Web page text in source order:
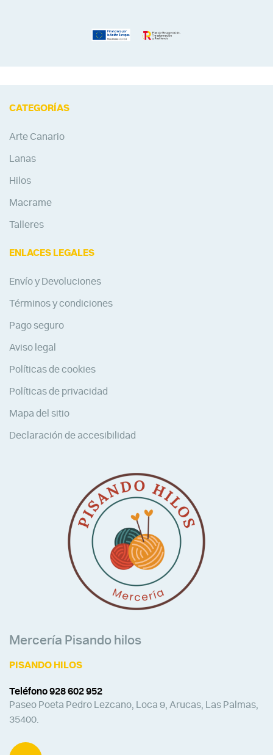
CATEGORÍAS
Arte Canario
Lanas
Hilos
Macrame
Talleres
ENLACES LEGALES
Envío y Devoluciones
Términos y condiciones
Pago seguro
Aviso legal
Políticas de cookies
Políticas de privacidad
Mapa del sitio
Declaración de accesibilidad
Mercería Pisando hilos
PISANDO HILOS
Teléfono 928 602 952
Paseo Poeta Pedro Lezcano, Loca 9, Arucas, Las Palmas,
35400.